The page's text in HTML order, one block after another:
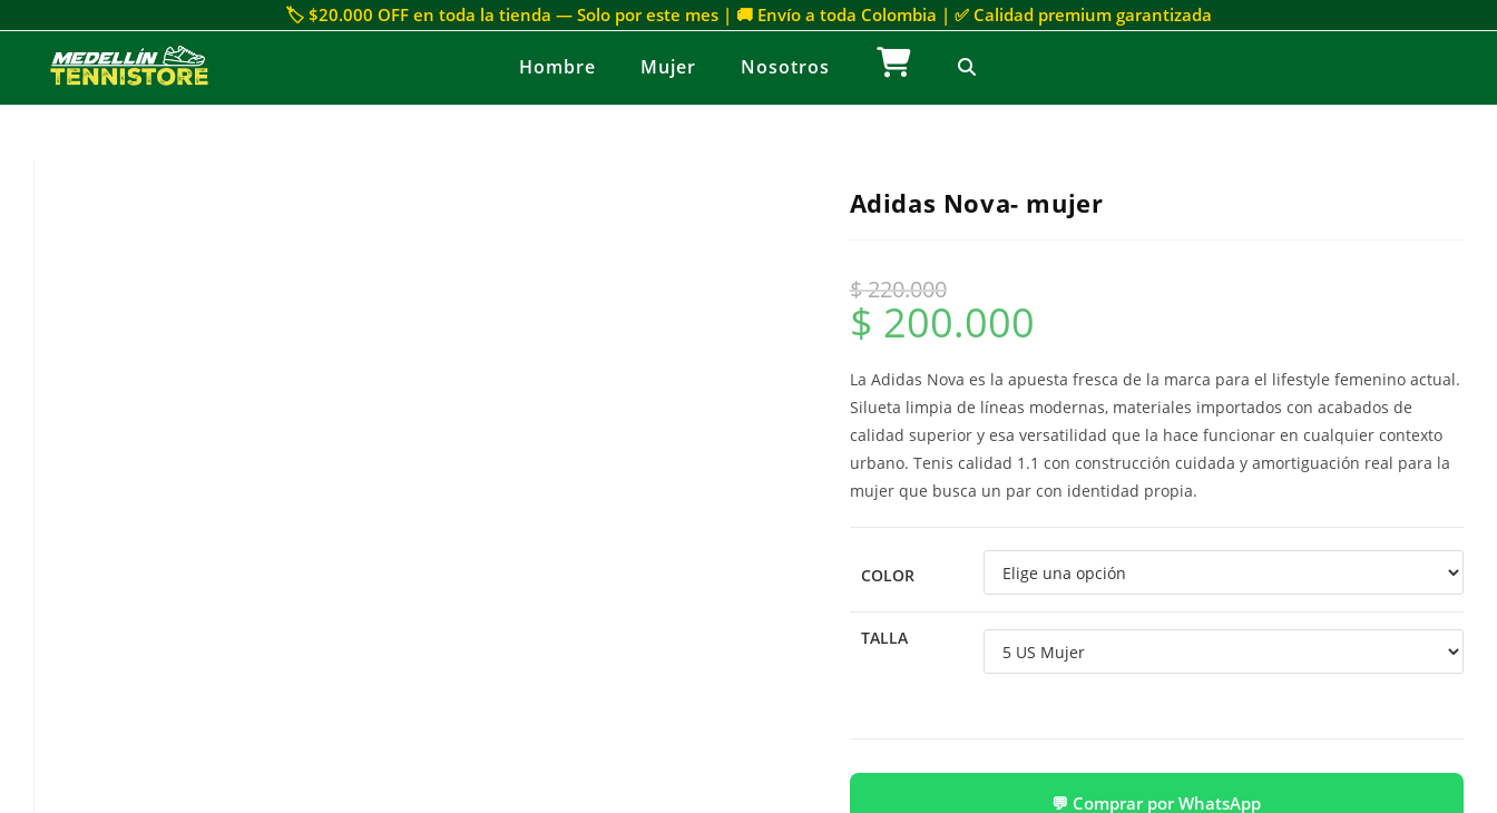
🏷 $20.000 OFF en toda la tienda — Solo por este mes | 🚚 Envío a toda Colombia | ✅ Calidad premium garantizada
Hombre Mujer Nosotros
Adidas Nova- mujer
$220.000
$ 200.000
La Adidas Nova es la apuesta fresca de la marca para el lifestyle femenino actual.
Silueta limpia de líneas modernas, materiales importados con acabados de
calidad superior y esa versatilidad que la hace funcionar en cualquier contexto
urbano. Tenis calidad 1.1 con construcción cuidada y amortiguación real para la
mujer que busca un par con identidad propia.
COLOR
TALLA
💬 Comprar por WhatsApp